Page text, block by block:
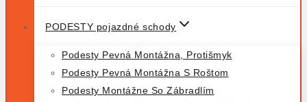
PODESTY pojazdné schody
Podesty Pevná Montážna, Protišmyk
Podesty Pevná Montážna S Roštom
Podesty Montážne So Zábradlím